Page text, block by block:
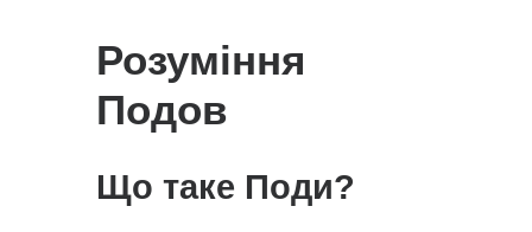
Розуміння
Подов
Що таке Поди?